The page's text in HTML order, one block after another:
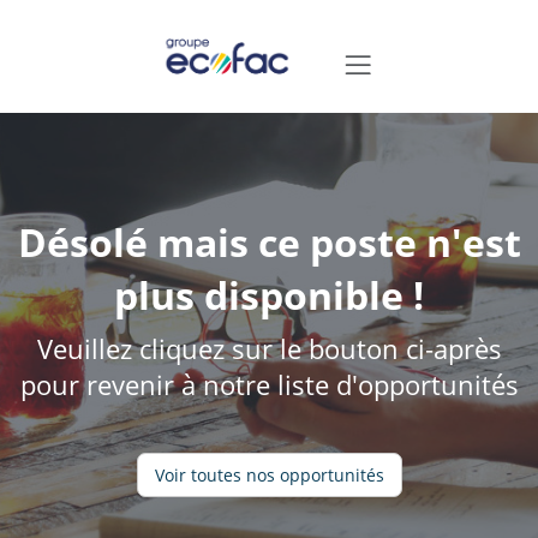
Désolé mais ce poste n'est
plus disponible !
Veuillez cliquez sur le bouton ci-après
pour revenir à notre liste d'opportunités
Voir toutes nos opportunités